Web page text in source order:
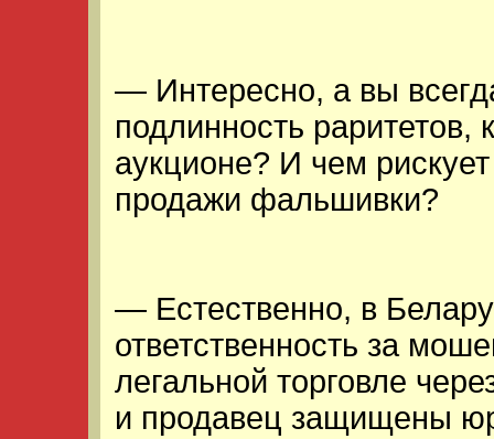
— Интересно, а вы
подлинность раритетов,
аукционе? И чем
продажи фальшивки?
— Естественно, в
ответственность за
легальной торговле
и продавец защищены